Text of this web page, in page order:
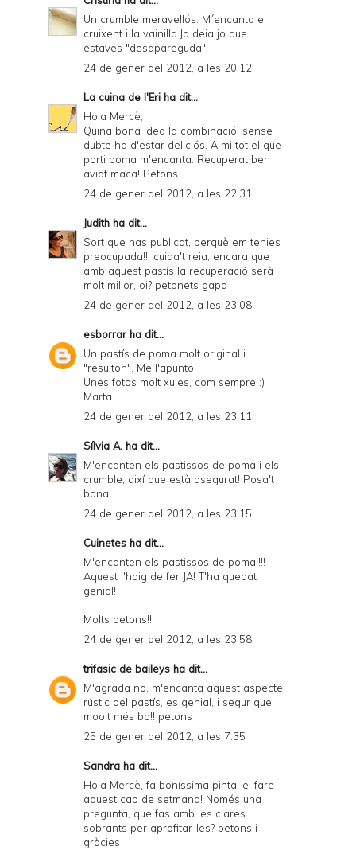
Un crumble meravellós. M´encanta el
cruixent i la vainilla.Ja deia jo que
estaves "desapareguda".
24 de gener del 2012, a les 20:12
La cuina de l'Eri ha dit...
Hola Mercè,
Quina bona idea la combinació, sense
dubte ha d'estar deliciós. A mi tot el que
porti poma m'encanta. Recuperat ben
aviat maca! Petons
24 de gener del 2012, a les 22:31
Judith ha dit...
Sort que has publicat, perquè em tenies
preocupada!!! cuida't reia, encara que
amb aquest pastís la recuperació serà
molt millor, oi? petonets gapa
24 de gener del 2012, a les 23:08
esborrar ha dit...
Un pastís de poma molt original i
"resulton". Me l'apunto!
Unes fotos molt xules, com sempre :)
Marta
24 de gener del 2012, a les 23:11
Sílvia A. ha dit...
M'encanten els pastissos de poma i els
crumble, així que està asegurat! Posa't
bona!
24 de gener del 2012, a les 23:15
Cuinetes ha dit...
M'encanten els pastissos de poma!!!!
Aquest l'haig de fer JA! T'ha quedat
genial!
Molts petons!!!
24 de gener del 2012, a les 23:58
trifasic de baileys ha dit...
M'agrada no, m'encanta aquest aspecte
rústic del pastís, es genial, i segur que
moolt més bo!! petons
25 de gener del 2012, a les 7:35
Sandra ha dit...
Hola Mercè, fa boníssima pinta, el fare
aquest cap de setmana! Només una
pregunta, que fas amb les clares
sobrants per aprofitar-les? petons i
gràcies